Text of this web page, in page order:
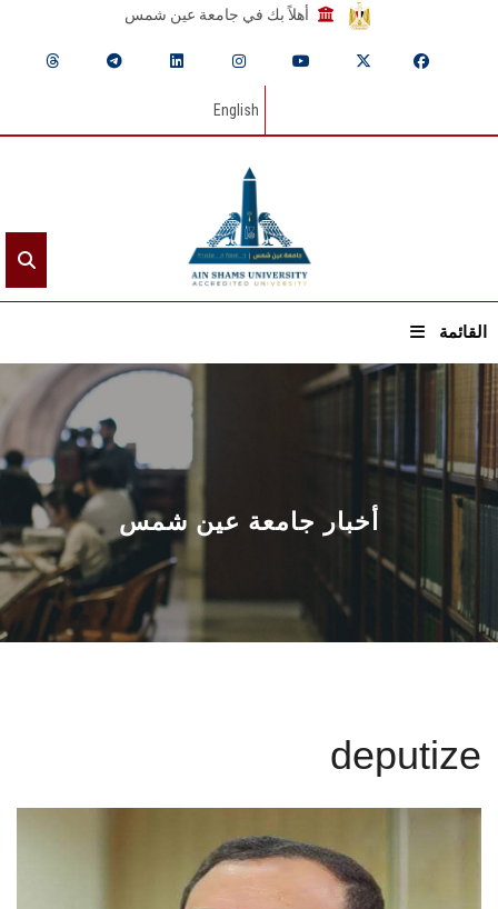
أهلاً بك في جامعة عين شمس
English
القائمة
الرئيسيـة
عن الجامعة
القطاعـات
الشئون الأكاديمية
البحث العلمي
أخبار جامعة عين شمس
deputize